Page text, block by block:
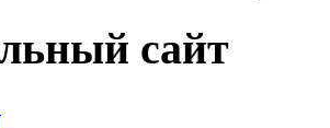
сайт